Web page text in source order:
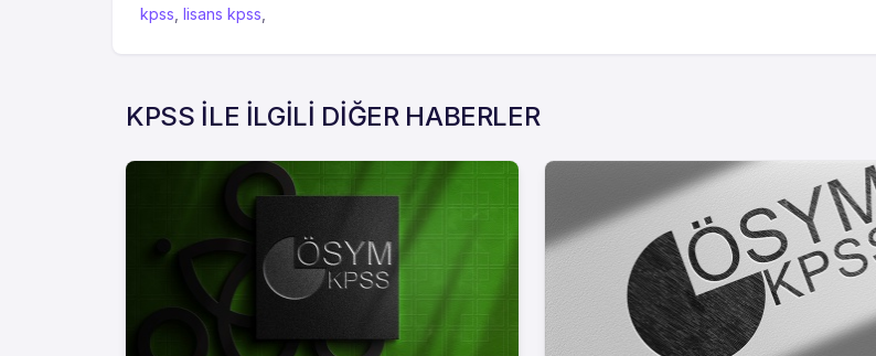
kpss lisans kpss
KPSS İLE İLGİLİ DİĞER HABERLER